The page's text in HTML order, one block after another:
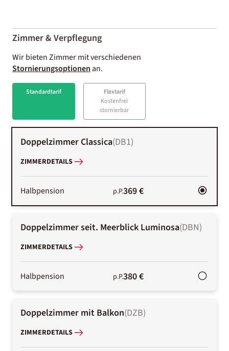
01-02
Zimmer & Verpflegung
Wir bieten Zimmer mit verschiedenen
Stornierungsoptionenan.
Standardtarif
Flextarif
Kostenfrei
stornierbar
Doppelzimmer Classica(DB1)
ZIMMERDETAILS
Halbpension p.P.369 €
Doppelzimmer seit. Meerblick Luminosa(DBN)
ZIMMERDETAILS
Halbpension p.P.380 €
Doppelzimmer mit Balkon(DZB)
ZIMMERDETAILS